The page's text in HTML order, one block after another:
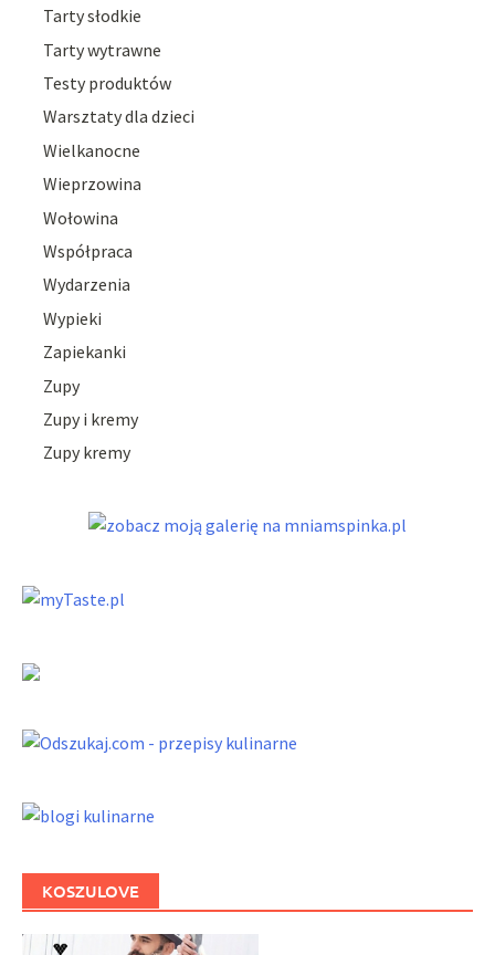
Tarty słodkie
Tarty wytrawne
Testy produktów
Warsztaty dla dzieci
Wielkanocne
Wieprzowina
Wołowina
Współpraca
Wydarzenia
Wypieki
Zapiekanki
Zupy
Zupy i kremy
Zupy kremy
KOSZULOVE